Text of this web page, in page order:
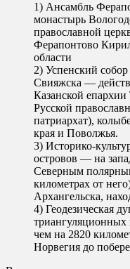
1) Ансамбль
монастырь
православной
Ферапонтово
области
2) Успенский
Свияжска —
Казанской
Русской
патриархат),
края и Поволжья.
3) Историко-
островов — на
Северным
километрах от
Архангельска,
4) Геодезическая
триангуляционных
чем на 2820
Норвегия до